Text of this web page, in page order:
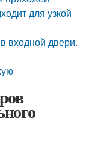
для узкой
входной двери.